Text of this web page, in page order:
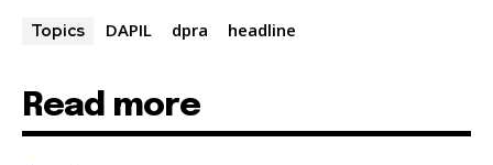
Topics DAPIL dpra headline
Read more